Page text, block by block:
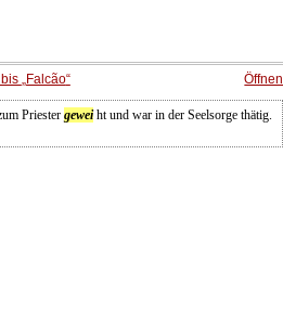
Falcão Öffnen
Priestergeweiht und war in der Seelsorge thätig.